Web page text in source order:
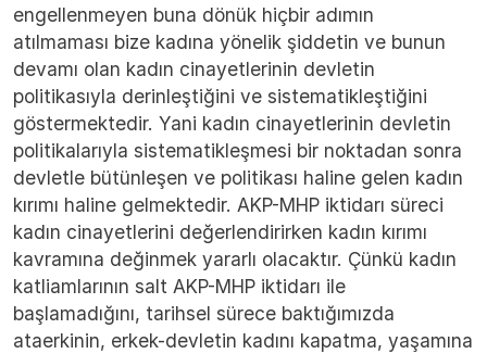
engellenmeyen buna dönük hiçbir adımın
atılmaması bize kadına yönelik şiddetin ve bunun
devamı olan kadın cinayetlerinin devletin
politikasıyla derinleştiğini ve sistematikleştiğini
göstermektedir. Yani kadın cinayetlerinin devletin
politikalarıyla sistematikleşmesi bir noktadan sonra
devletle bütünleşen ve politikası haline gelen kadın
kırımı haline gelmektedir. AKP-MHP iktidarı süreci
kadın cinayetlerini değerlendirirken kadın kırımı
kavramına değinmek yararlı olacaktır. Çünkü kadın
katliamlarının salt AKP-MHP iktidarı ile
başlamadığını, tarihsel sürece baktığımızda
ataerkinin, erkek-devletin kadını kapatma, yaşamına